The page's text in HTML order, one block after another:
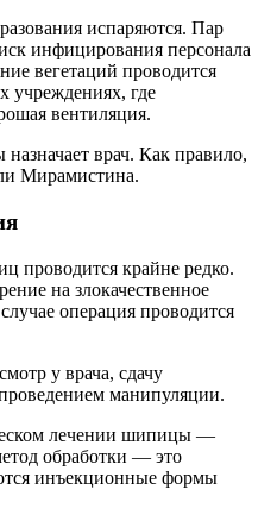
испаряются. Пар
инфицирования персонала
вегетаций проводится
учреждениях, где
вентиляция.
врач. Как правило,
Мирамистина.
проводится крайне редко.
на злокачественное
операция проводится
у врача, сдачу
манипуляции.
лечении шипицы —
обработки — это
инъекционные формы